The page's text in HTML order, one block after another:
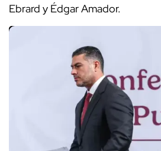
Ebrard y Édgar Amador.